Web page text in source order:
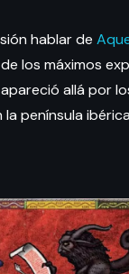
hablar de
los máximos
allá por
península